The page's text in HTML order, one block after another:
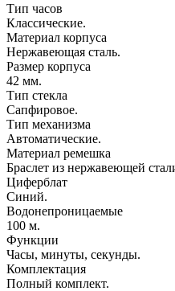
Тип часов
Классические.
Материал корпуса
Нержавеющая сталь.
Размер корпуса
42 мм.
Тип стекла
Сапфировое.
Тип механизма
Автоматические.
Материал ремешка
Браслет из нержавеющей
Циферблат
Синий.
Водонепроницаемые
100 м.
Функции
Часы, минуты, секунды.
Комплектация
Полный комплект.